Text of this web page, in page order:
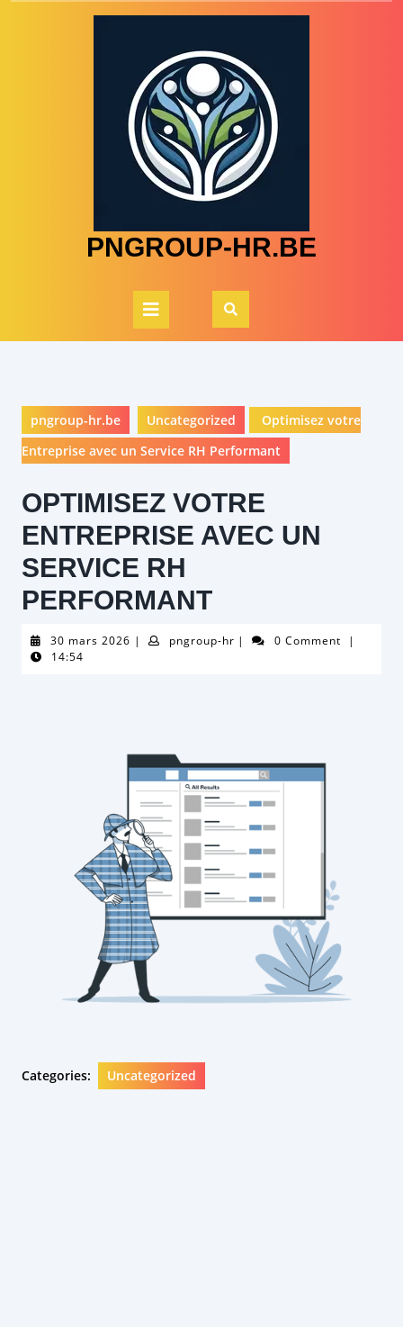
PNGROUP-HR.BE
Open
Button
pngroup-hr.be Uncategorized
Optimisez votre
Entreprise avec un Service RH Performant
OPTIMISEZ VOTRE
ENTREPRISE AVEC UN
SERVICE RH
PERFORMANT
30 mars 2026 30| pngroup-hrpngroup-
| 0 Comment
|
14:54
Categories: Uncategorized